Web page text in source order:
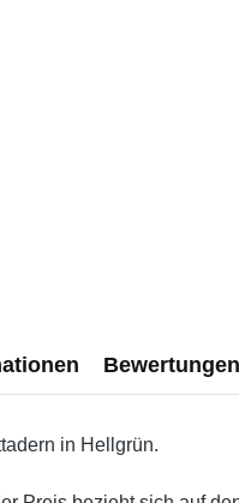
Bewertungen
in Hellgrün.